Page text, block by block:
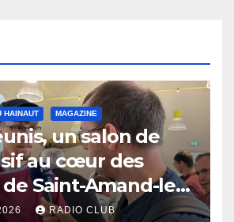
HAINAUT MAGAZINE
un salon de
au cœur des
Saint-Amand-les-
RADIO CLUB